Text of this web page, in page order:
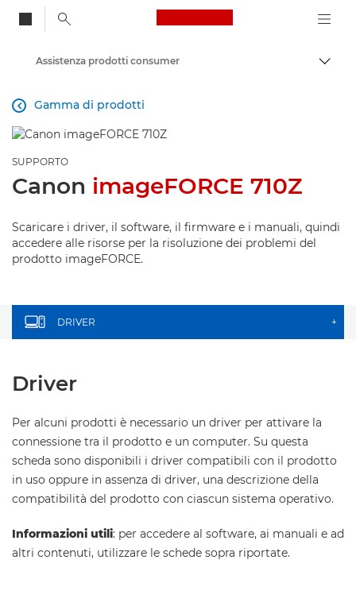
Canon Logo, back
Assistenza prodotti consumer
Gamma di prodotti

SUPPORTO
Canon imageFORCE 710Z
Scaricare i driver, il software, il firmware e i manuali, quindi
accedere alle risorse per la risoluzione dei problemi del
prodotto imageFORCE.
DRIVER +
Driver
Per alcuni prodotti è necessario un driver per attivare la
connessione tra il prodotto e un computer. Su questa
scheda sono disponibili i driver compatibili con il prodotto
in uso oppure in assenza di driver, una descrizione della
compatibilità del prodotto con ciascun sistema operativo.
Informazioni utili: per accedere al software, ai manuali e ad
altri contenuti, utilizzare le schede sopra riportate.